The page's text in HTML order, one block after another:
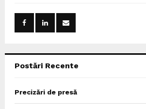
Postări Recente
Precizări de presă